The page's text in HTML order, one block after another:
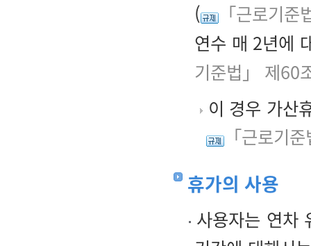
(
「근로기
연수 매 2년에
기준법」 제60
이 경우 가산
「근로기
휴가의 사용
사용자는 연차